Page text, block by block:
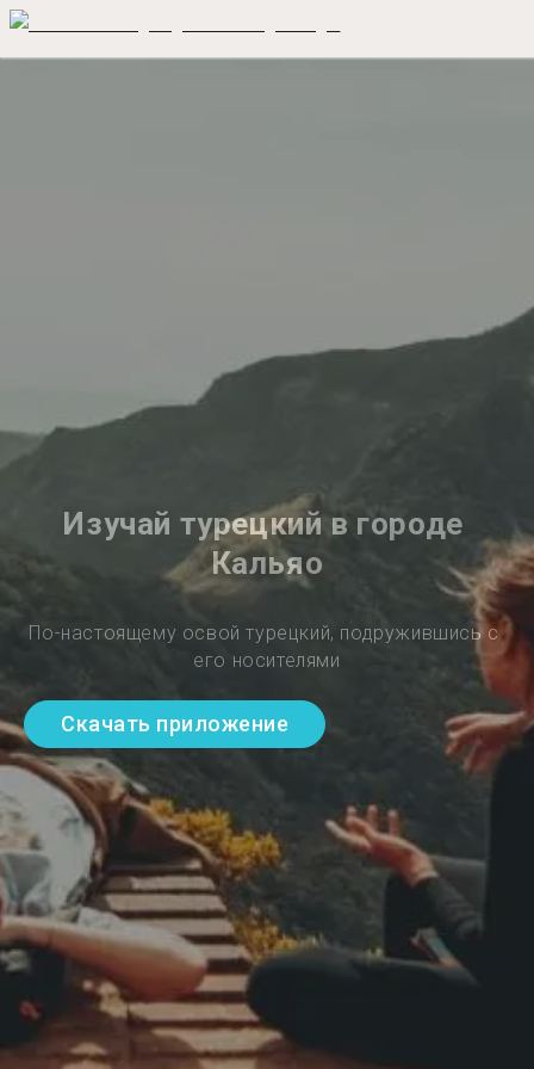
Изучай турецкий в городе
Кальяо
По-настоящему освой турецкий, подружившись с
его носителями
Скачать приложение